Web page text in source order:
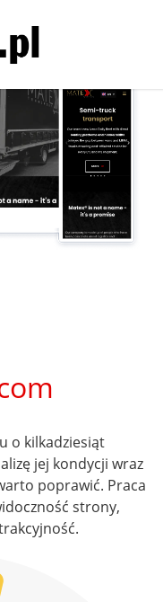
o kilkadziesiąt
jej kondycji wraz
poprawić. Praca
strony,